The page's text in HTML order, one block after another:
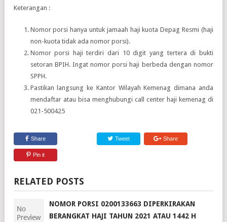
Keterangan :
Nomor porsi hanya untuk jamaah haji kuota Depag Resmi (haji
non-kuota tidak ada nomor porsi).
Nomor porsi haji terdiri dari 10 digit yang tertera di bukti
setoran BPIH. Ingat nomor porsi haji berbeda dengan nomor
SPPH.
Pastikan langsung ke Kantor Wilayah Kemenag dimana anda
mendaftar atau bisa menghubungi call center haji kemenag di
021-500425
Share Tweet Share
Pin it
RELATED POSTS
NOMOR PORSI 0200133663 DIPERKIRAKAN
BERANGKAT HAJI TAHUN 2021 ATAU 1442 H